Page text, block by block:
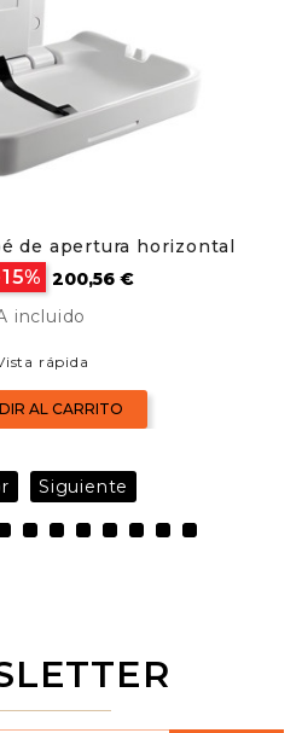
de apertura horizontal
Precio
200,56 €
incluido
rápida
AL CARRITO
Siguiente